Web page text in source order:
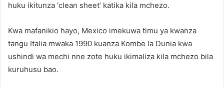
huku ikitunza ‘clean sheet’ katika kila mchezo.
Kwa mafanikio hayo, Mexico imekuwa timu ya kwanza
tangu Italia mwaka 1990 kuanza Kombe la Dunia kwa
ushindi wa mechi nne zote huku ikimaliza kila mchezo bila
kuruhusu bao.